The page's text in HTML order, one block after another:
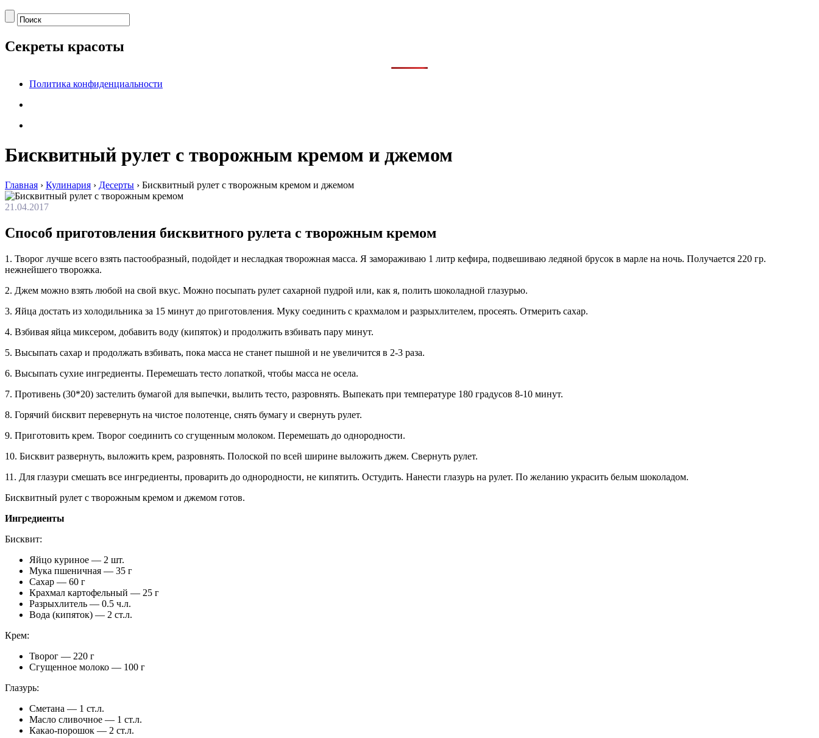
Секреты красоты
Политика конфиденциальности
Бисквитный рулет с творожным кремом и джемом
Главная › Кулинария › Десерты › Бисквитный рулет с творожным кремом и джемом
21.04.2017
Способ приготовления бисквитного рулета с творожным кремом
1. Творог лучше всего взять пастообразный, подойдет и несладкая творожная масса. Я замораживаю 1 литр кефира, подвешиваю ледяной брусок в марле на ночь. Получается 220 гр.
нежнейшего творожка.
2. Джем можно взять любой на свой вкус. Можно посыпать рулет сахарной пудрой или, как я, полить шоколадной глазурью.
3. Яйца достать из холодильника за 15 минут до приготовления. Муку соединить с крахмалом и разрыхлителем, просеять. Отмерить сахар.
4. Взбивая яйца миксером, добавить воду (кипяток) и продолжить взбивать пару минут.
5. Высыпать сахар и продолжать взбивать, пока масса не станет пышной и не увеличится в 2-3 раза.
6. Высыпать сухие ингредиенты. Перемешать тесто лопаткой, чтобы масса не осела.
7. Противень (30*20) застелить бумагой для выпечки, вылить тесто, разровнять. Выпекать при температуре 180 градусов 8-10 минут.
8. Горячий бисквит перевернуть на чистое полотенце, снять бумагу и свернуть рулет.
9. Приготовить крем. Творог соединить со сгущенным молоком. Перемешать до однородности.
10. Бисквит развернуть, выложить крем, разровнять. Полоской по всей ширине выложить джем. Свернуть рулет.
11. Для глазури смешать все ингредиенты, проварить до однородности, не кипятить. Остудить. Нанести глазурь на рулет. По желанию украсить белым шоколадом.
Бисквитный рулет с творожным кремом и джемом готов.
Ингредиенты
Бисквит:
Яйцо куриное — 2 шт.
Мука пшеничная — 35 г
Сахар — 60 г
Крахмал картофельный — 25 г
Разрыхлитель — 0.5 ч.л.
Вода (кипяток) — 2 ст.л.
Крем:
Творог — 220 г
Сгущенное молоко — 100 г
Глазурь:
Сметана — 1 ст.л.
Масло сливочное — 1 ст.л.
Какао-порошок — 2 ст.л.